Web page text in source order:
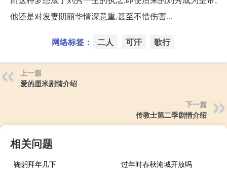
他还是对发妻阴丽华情深意重,甚至不惜伤害...
网络标签： 二人 可汗 歌行
上一篇
爱的厘米剧情介绍
下一篇
传教士第二季剧情介绍
相关问题
鞠躬拜年几下
过年时春秋淹城开放吗